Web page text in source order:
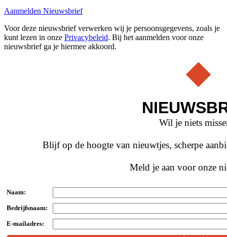
Aanmelden Nieuwsbrief
Voor deze nieuwsbrief verwerken wij je persoonsgegevens, zoals je
kunt lezen in onze Privacybeleid. Bij het aanmelden voor onze
nieuwsbrief ga je hiermee akkoord.
Wil je niets
Blijf op de hoogte van nieuwtjes, scherpe
Meld je aan voor onze
Naam:
Bedrijfsnaam:
E-mailadres: